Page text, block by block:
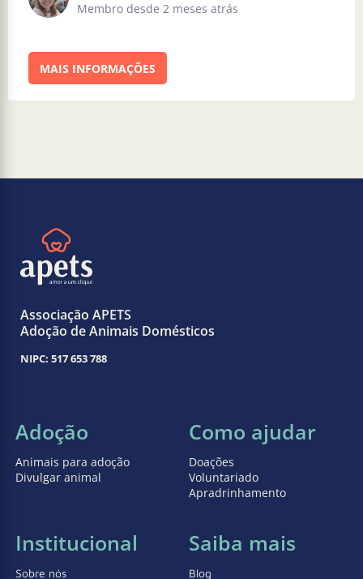
Membro desde 2 meses atrás
MAIS INFORMAÇÕES
Associação APETS
Adoção de Animais Domésticos
NIPC: 517 653 788
Adoção
Animais para adoção
Divulgar animal
Como ajudar
Doações
Voluntariado
Apradrinhamento
Institucional
Sobre nós
Saiba mais
Blog